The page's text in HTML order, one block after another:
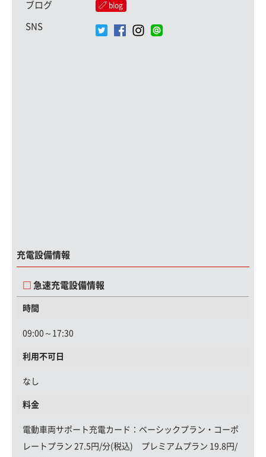
ブログ blog
SNS
充電設備情報
急速充電設備情報
時間
09:00～17:30
利用不可日
なし
料金
電動車両サポート充電カード ：ベーシックプラン・コーポ
レートプラン 27.5円/分(税込) プレミアムプラン 19.8円/